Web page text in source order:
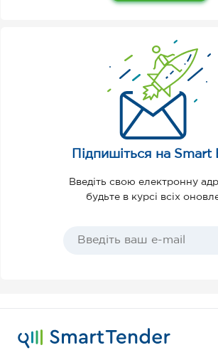
Підпишіться на Smart
Введіть свою електронну
будьте в курсі всіх